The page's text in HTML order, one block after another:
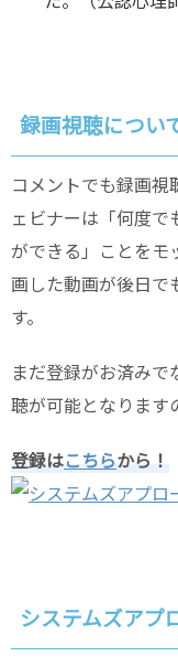
録画視聴につい
コメントでも録画視
ェビナーは「何度で
ができる」ことをモ
画した動画が後日で
す。
まだ登録がお済み
聴が可能となります
登録はこちらから！
システムズアプ